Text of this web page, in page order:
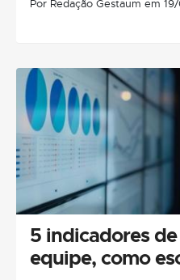
Por Redação Gestaum em
5 indicadores
equipe, como